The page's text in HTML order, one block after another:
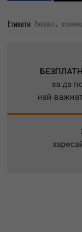
Етикети Екофол,
за да
най-